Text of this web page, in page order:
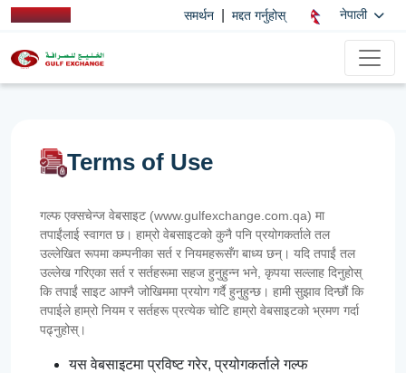
समर्थन मद्दत गर्नुहोस् नेपाली
Terms of Use
गल्फ एक्सचेन्ज वेबसाइट (www.gulfexchange.com.qa) मा
तपाईंलाई स्वागत छ। हाम्रो वेबसाइटको कुनै पनि प्रयोगकर्ताले तल
उल्लेखित रूपमा कम्पनीका सर्त र नियमहरूसँग बाध्य छन्। यदि तपाईं तल
उल्लेख गरिएका सर्त र सर्तहरूमा सहज हुनुहुन्न भने, कृपया सल्लाह दिनुहोस्
कि तपाईं साइट आफ्नै जोखिममा प्रयोग गर्दै हुनुहुन्छ। हामी सुझाव दिन्छौं कि
तपाईले हाम्रो नियम र सर्तहरू प्रत्येक चोटि हाम्रो वेबसाइटको भ्रमण गर्दा
पढ्नुहोस्।
यस वेबसाइटमा प्रविष्ट गरेर, प्रयोगकर्ताले गल्फ